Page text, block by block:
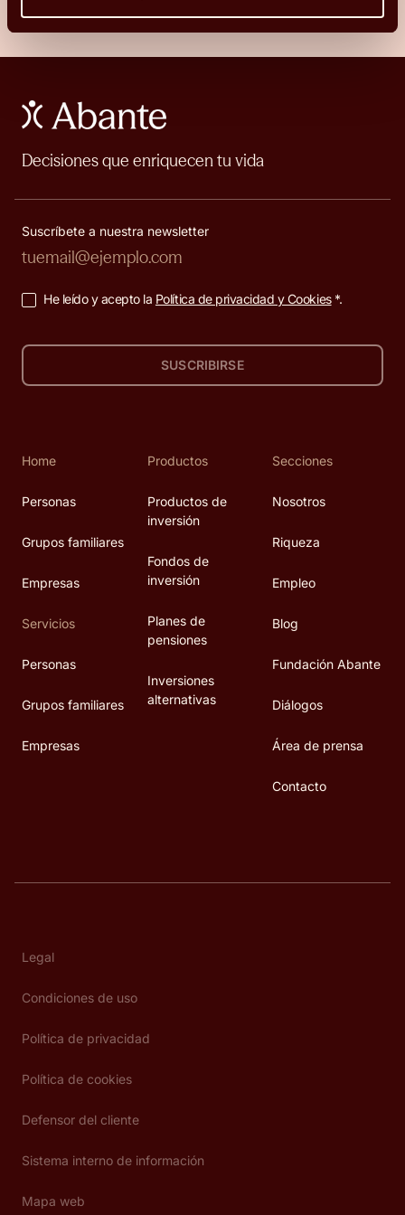
Decisiones que enriquecen tu vida
Suscríbete a nuestra newsletter
He leído y acepto la Política de privacidad y Cookies*.
SUSCRIBIRSE
Home
Personas
Grupos familiares
Empresas
Servicios
Personas
Grupos familiares
Empresas
Productos
Productos de
inversión
Fondos de
inversión
Planes de
pensiones
Inversiones
alternativas
Secciones
Nosotros
Riqueza
Empleo
Blog
Fundación Abante
Diálogos
Área de prensa
Contacto
Legal
Condiciones de uso
Política de privacidad
Política de cookies
Defensor del cliente
Sistema interno de información
Mapa web